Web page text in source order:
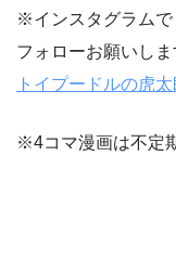
※インスタグラムで
フォローお願いし
トイプードルの虎
※4コマ漫画は不定